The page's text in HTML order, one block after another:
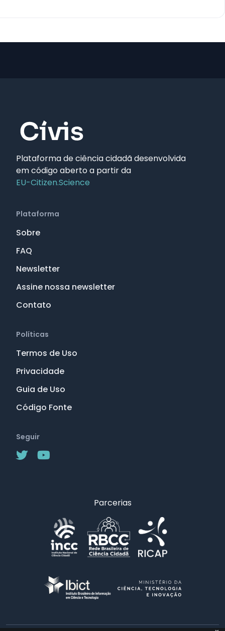
Plataforma de ciência cidadã desenvolvida
em código aberto a partir da
EU-Citizen.Science
Plataforma
Sobre
FAQ
Newsletter
Assine nossa newsletter
Contato
Políticas
Termos de Uso
Privacidade
Guia de Uso
Código Fonte
Seguir
Parcerias